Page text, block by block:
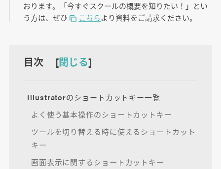
おります。「今すぐスクールの概要を知りたい！」とい
う方は、ぜひ
こちらより資料をご請求ください。
目次 [閉じる]
Illustratorのショートカットキー一覧
よく使う基本操作のショートカットキー
ツールを切り替える時に使えるショートカット
キー
画面表示に関するショートカットキー